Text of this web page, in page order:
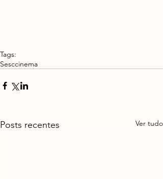
Tags:
Sesccinema
Posts recentes Ver tudo